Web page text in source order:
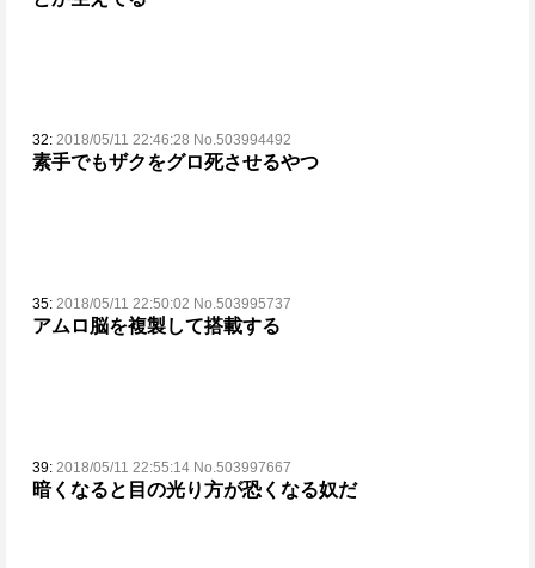
32: 2018/05/11 22:46:28 No.503994492
素手でもザクをグロ死させるやつ
35: 2018/05/11 22:50:02 No.503995737
アムロ脳を複製して搭載する
39: 2018/05/11 22:55:14 No.503997667
暗くなると 目の光り方が恐くなる奴だ